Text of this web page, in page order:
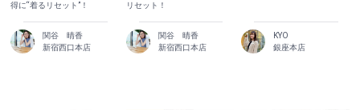
得に“着るリセット”！
関谷 晴香
新宿西口本店
リセット！
関谷 晴香
新宿西口本店
KYO
銀座本店